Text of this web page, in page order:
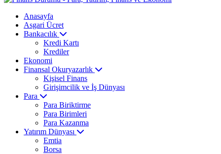
Anasayfa
Asgari Ücret
Bankacılık
Kredi Kartı
Krediler
Ekonomi
Finansal Okuryazarlık
Kişisel Finans
Girişimcilik ve İş Dünyası
Para
Para Biriktirme
Para Birimleri
Para Kazanma
Yatırım Dünyası
Emtia
Borsa